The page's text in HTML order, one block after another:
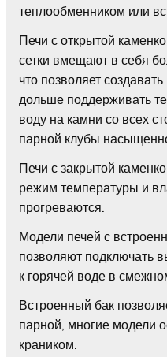
теплообменником или
Печи с открытой
сетки вмещают в себя
что позволяет
дольше поддерживать
воду на камни со всех
парной клубы
Печи с закрытой
режим температуры и
прогреваются.
Модели печей с
позволяют подключать
к горячей воде в
Встроенный бак
парной, многие модели
краником.